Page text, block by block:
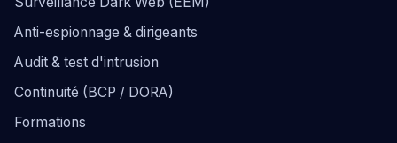
Anti-espionnage & dirigeants
Audit & test d'intrusion
Continuité (BCP / DORA)
Formations